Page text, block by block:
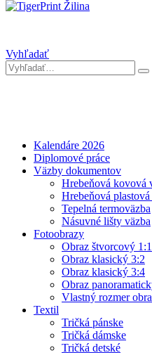
Vyhľadať
Kalendáre 2026
Diplomové práce
Väzby dokumentov
Hrebeňová kovová
Hrebeňová plastová
Tepelná termoväzba
Násuvné lišty väzba
Fotoobrazy
Obraz štvorcový 1:1
Obraz klasický 3:2
Obraz klasický 3:4
Obraz
Vlastný rozmer
Textil
Tričká pánske
Tričká dámske
Tričká detské